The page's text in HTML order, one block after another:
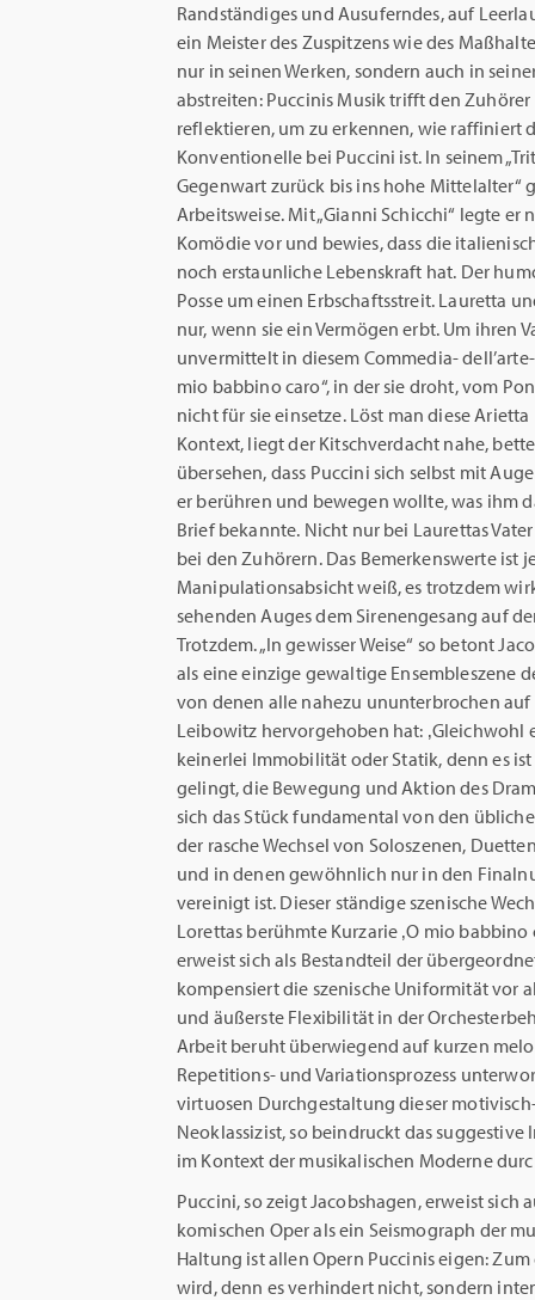
Randständiges und Ausuferndes, auf
ein Meister des Zuspitzens wie des
nur in seinen Werken, sondern auch in
abstreiten: Puccinis Musik trifft den Zuhörer
reflektieren, um zu erkennen, wie raffiniert
Konventionelle bei Puccini ist. In seinem
Gegenwart zurück bis ins hohe Mittelalter“
Arbeitsweise. Mit „Gianni Schicchi“ legte er
Komödie vor und bewies, dass die
noch erstaunliche Lebenskraft hat. Der
Posse um einen Erbschaftsstreit. Lauretta
nur, wenn sie ein Vermögen erbt. Um ihren
unvermittelt in diesem Commedia-
mio babbino caro“, in der sie droht, vom
nicht für sie einsetze. Löst man diese
Kontext, liegt der Kitschverdacht nahe,
übersehen, dass Puccini sich selbst mit
er berühren und bewegen wollte, was ihm
Brief bekannte. Nicht nur bei Laurettas
bei den Zuhörern. Das Bemerkenswerte ist
Manipulationsabsicht weiß, es trotzdem
sehenden Auges dem Sirenengesang auf
Trotzdem. „In gewisser Weise“ so betont
als eine einzige gewaltige Ensembleszene
von denen alle nahezu ununterbrochen
Leibowitz hervorgehoben hat: ‚Gleichwohl
keinerlei Immobilität oder Statik, denn es
gelingt, die Bewegung und Aktion des
sich das Stück fundamental von den
der rasche Wechsel von Soloszenen,
und in denen gewöhnlich nur in den
vereinigt ist. Dieser ständige szenische
Lorettas berühmte Kurzarie ‚O mio
erweist sich als Bestandteil der
kompensiert die szenische Uniformität vor
und äußerste Flexibilität in der
Arbeit beruht überwiegend auf kurzen
Repetitions- und Variationsprozess
virtuosen Durchgestaltung dieser
Neoklassizist, so beindruckt das
im Kontext der musikalischen Moderne
Puccini, so zeigt Jacobshagen, erweist sich
komischen Oper als ein Seismograph der
Haltung ist allen Opern Puccinis eigen:
wird, denn es verhindert nicht, sondern